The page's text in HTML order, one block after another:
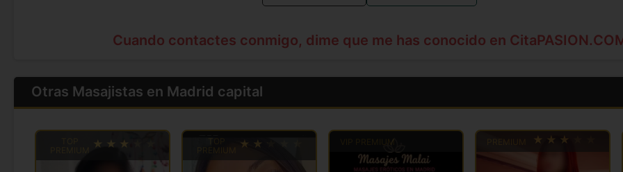
Cuando contactes conmigo, dime que me has conocido en
Otras Masajistas en Madrid capital
PREMIUM
VIP PREMIUM